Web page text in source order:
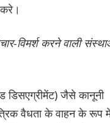
करे।
विमर्श करने वाली
डिसएग्रीमेंट) जैसे कानूनी
वैधता के वाहन के रूप